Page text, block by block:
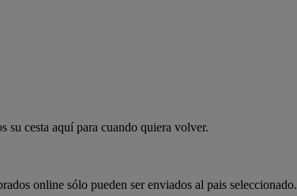
su cesta aquí para cuando quiera volver.
online sólo pueden ser enviados al pais seleccionado.